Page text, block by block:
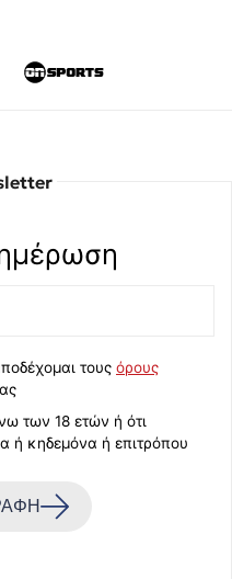
τους όρους
των 18 ετών ή ότι
ή κηδεμόνα ή επιτρόπου